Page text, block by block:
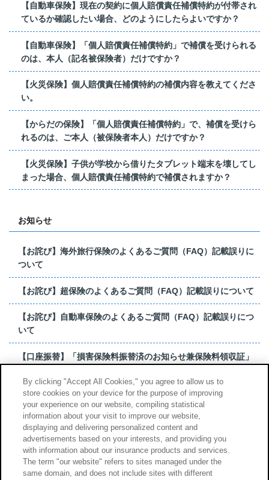
【自動車保険】現在の契約に個人賠償責任補償特約が付帯され
ているか確認したい場合、どのようにしたらよいですか？
【自動車保険】「個人賠償責任補償特約」で補償を受けられる
のは、本人（記名被保険者）だけですか？
【火災保険】個人賠償責任補償特約の補償内容を教えてくださ
い。
【からだの保険】「個人賠償責任補償特約」で、補償を受けら
れるのは、ご本人（被保険者本人）だけですか？
【火災保険】子供が学校から借りたタブレット端末を壊してし
まった場合、個人賠償責任補償特約で補償されますか？
お知らせ
【お詫び】海外旅行保険のよくあるご質問（FAQ）記載誤りに
ついて
【お詫び】超保険のよくあるご質問（FAQ）記載誤りについて
【お詫び】自動車保険のよくあるご質問（FAQ）記載誤りにつ
いて
【口座振替】「損害保険料振替済のお知らせ兼保険料領収証」
【お詫び】超保険のよくあるご質問（FAQ）記載誤りについて
もっと見る
サイトのご利用について 勧誘方針
By clicking "Accept All Cookies," you agree to allow us to
store cookies on your device for the purpose of improving
your experience on our website, compiling statistical
information about your visit to improve our website,
displaying and delivering personalized content and
advertisements based on your interests, and providing you
with information about our insurance products and services.
The term "our website" refers to sites managed under the
same domain, and does not include sites with different